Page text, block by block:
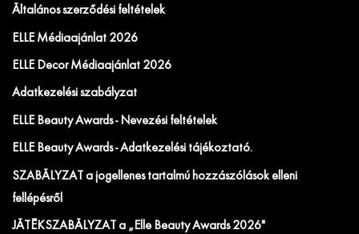
Általános szerződési feltételek
ELLE Médiaajánlat 2026
ELLE Decor Médiaajánlat 2026
Adatkezelési szabályzat
ELLE Beauty Awards - Nevezési feltételek
ELLE Beauty Awards - Adatkezelési tájékoztató.
SZABÁLYZAT a jogellenes tartalmú hozzászólások elleni
fellépésről
JÁTÉKSZABÁLYZAT a „Elle Beauty Awards 2026"